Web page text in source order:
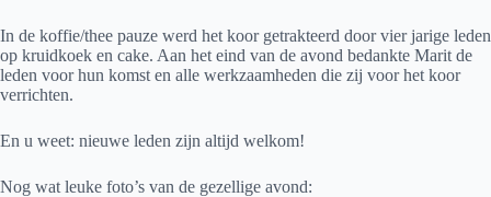
In de koffie/thee pauze werd het koor getrakteerd door vier jarige leden
op kruidkoek en cake. Aan het eind van de avond bedankte Marit de
leden voor hun komst en alle werkzaamheden die zij voor het koor
verrichten.
En u weet: nieuwe leden zijn altijd welkom!
Nog wat leuke foto’s van de gezellige avond: